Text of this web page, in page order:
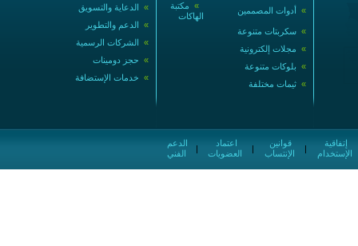
» الدعاية والتسويق
» الدعم والتطوير
» الشركات الرسمية
» حجز دومينات
» خدمات الإستضافة
» مكتبة
الهاكات
» أدوات المصممين
» سكربتات متنوعة
» مجلات إلكترونية
» بلوكات متنوعة
» ثيمات مختلفة
الفني
|
العضويات
|
الإنتساب
|
الإستخدام